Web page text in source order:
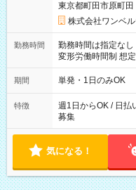
東京都町田市原町田
株式会社ワンベ
勤務時間
勤務時間は指定なし
変形労働時間制 想定労働時間
～21：00
期間 単発・1日のみOK
特徴
週1日からOK / 日払
募集
気になる！